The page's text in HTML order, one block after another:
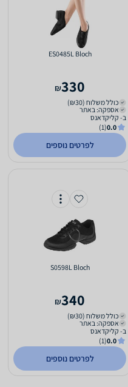
ES0485L Bloch
330
₪
כולל משלוח (₪30)
אספקה: באתר
ב- קליקדאנס
0.0
(1)
לפרטים נוספים
S0598L Bloch
340
₪
כולל משלוח (₪30)
אספקה: באתר
ב- קליקדאנס
0.0
(1)
לפרטים נוספים